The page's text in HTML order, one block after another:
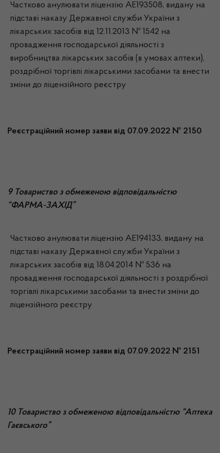
Частково анулювати ліцензію АЕ193508, видану на
підставі наказу Державної служби України з
лікарських засобів від 12.11.2013 № 1542 на
провадження господарської діяльності з
виробництва лікарських засобів (в умовах аптеки),
роздрібної торгівлі лікарськими засобами та внести
зміни до ліцензійного реєстру
Реєстраційний номер заяви від 07.09.2022 № 2150
9 Товариство з обмеженою відповідальністю
“ФАРМА-ЗАХІД”
Частково анулювати ліцензію АЕ194133, видану на
підставі наказу Державної служби України з
лікарських засобів від 18.04.2014 № 536 на
провадження господарської діяльності з роздрібної
торгівлі лікарськими засобами та внести зміни до
ліцензійного реєстру
Реєстраційний номер заяви від 07.09.2022 № 2151
10 Товариство з обмеженою відповідальністю “Аптека
Гаєвського”